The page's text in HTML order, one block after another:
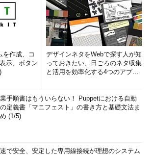
を作成、コ
示、ボタン
デザインネタをWebで探す人が知
っておきたい、日ごろのネタ収集
と活用を効率化する4つのアプリ
手順書はもういらない！ Puppetにおける自動
定義書「マニフェスト」の書き方と基礎文法ま
(1/5)
で安全、安定した専用線接続が理想のシステム